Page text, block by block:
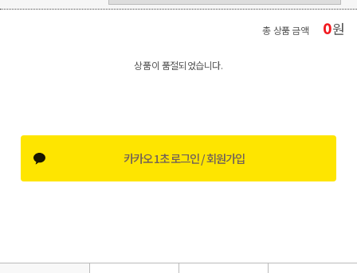
총 상품 금액 0원
상품이 품절되었습니다.
카카오 1초 로그인 / 회원가입